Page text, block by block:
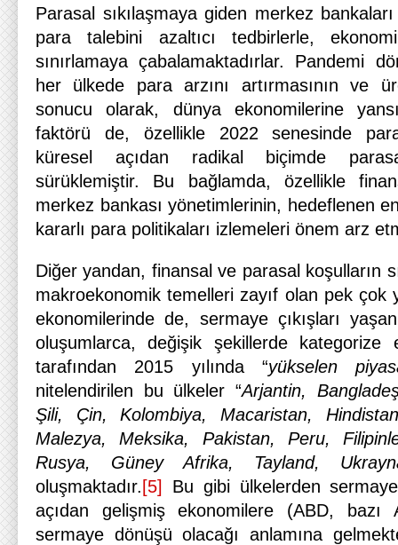
Parasal sıkılaşmaya giden merkez
para talebini azaltıcı tedbirlerle,
sınırlamaya çabalamaktadırlar. Pandemi
her ülkede para arzını artırmasının ve
sonucu olarak, dünya ekonomilerine
faktörü de, özellikle 2022 senesinde para
küresel açıdan radikal biçimde
sürüklemiştir. Bu bağlamda, özellikle
merkez bankası yönetimlerinin, hedeflenen
kararlı para politikaları izlemeleri önem arz
Diğer yandan, finansal ve parasal koşulların
makroekonomik temelleri zayıf olan pek çok
ekonomilerinde de, sermaye çıkışları
oluşumlarca, değişik şekillerde kategorize
tarafından 2015 yılında “yükselen
nitelendirilen bu ülkeler “Arjantin,
Şili, Çin, Kolombiya, Macaristan,
Malezya, Meksika, Pakistan, Peru,
Rusya, Güney Afrika, Tayland,
oluşmaktadır. [5]
Bu gibi ülkelerden
açıdan gelişmiş ekonomilere (ABD,
sermaye dönüşü olacağı anlamına